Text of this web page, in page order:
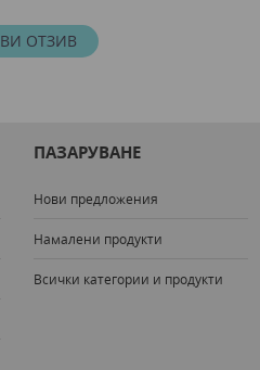
ОТЗИВ
ПАЗАРУВАНЕ
Нови предложения
Намалени продукти
Всички категории и продукти